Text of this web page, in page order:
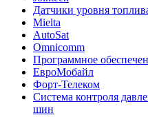
Датчики уровня
Mielta
AutoSat
Omnicomm
Программное
ЕвроМобайл
Форт-Телеком
Система контроля
шин